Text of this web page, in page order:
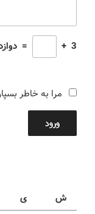
3
+
=
مرا به خاطر
ورود
ش
ی